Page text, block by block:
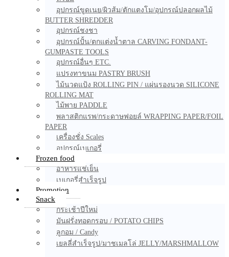
อุปกรณ์ขูดเนย/ผิวส้ม/ตักแตงโม/อุปกรณ์ปลอกผลไม้
BUTTER SHREDDER
อุปกรณ์ชงชา
อุปกรณ์ปั้น/ตกแต่งน้ำตาล CARVING FONDANT-
GUMPASTE TOOLS
อุปกรณ์อื่นๆ ETC.
แปรงทาขนม PASTRY BRUSH
ไม้นวดแป้ง ROLLING PIN / แผ่นรองนวด SILICONE
ROLLING MAT
ไม้พาย PADDLE
พลาสติกแรพ/กระดาษฟอยล์ WRAPPING PAPER/FOIL
PAPER
เครื่องชั่ง Scales
อุปกรณ์เบเกอรี่
Frozen food
อาหารแช่เย็น
เบเกอรี่สำเร็จรูป
Promotion
Snack
กระเช้าปีใหม่
มันฝรั่งทอดกรอบ / POTATO CHIPS
ลูกอม / Candy
เยลลี่สำเร็จรูป/มาชเมลโล่ JELLY/MARSHMALLOW